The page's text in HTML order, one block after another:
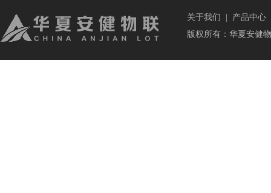
关于我们 产品中心
版权所有：华夏安健